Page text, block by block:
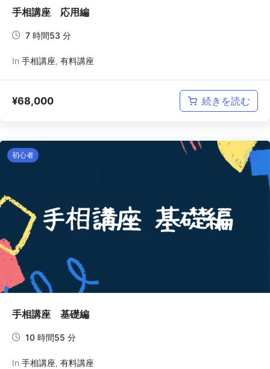
手相講座 応用編
7 時間53 分
In 手相講座, 有料講座
¥68,000 続きを読む
初心者
手相講座 基礎編
10 時間55 分
In 手相講座, 有料講座